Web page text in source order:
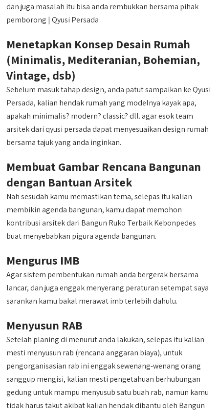
dan juga masalah itu bisa anda rembukkan bersama pihak
pemborong | Qyusi Persada
Menetapkan Konsep Desain Rumah
(Minimalis, Mediteranian, Bohemian,
Vintage, dsb)
Sebelum masuk tahap design, anda patut sampaikan ke Qyusi
Persada, kalian hendak rumah yang modelnya kayak apa,
apakah minimalis? modern? classic? dll. agar esok team
arsitek dari qyusi persada dapat menyesuaikan design rumah
bersama tajuk yang anda inginkan.
Membuat Gambar Rencana Bangunan
dengan Bantuan Arsitek
Nah sesudah kamu memastikan tema, selepas itu kalian
membikin agenda bangunan, kamu dapat memohon
kontribusi arsitek dari Bangun Ruko Terbaik Kebonpedes
buat menyebabkan pigura agenda bangunan.
Mengurus IMB
Agar sistem pembentukan rumah anda bergerak bersama
lancar, dan juga enggak menyerang peraturan setempat saya
sarankan kamu bakal merawat imb terlebih dahulu.
Menyusun RAB
Setelah planing di menurut anda lakukan, selepas itu kalian
mesti menyusun rab (rencana anggaran biaya), untuk
pengorganisasian rab ini enggak sewenang-wenang orang
sanggup mengisi, kalian mesti pengetahuan berhubungan
gedung untuk mampu menyusub satu buah rab, namun kamu
tidak harus takut akibat kalian hendak dibantu oleh Bangun